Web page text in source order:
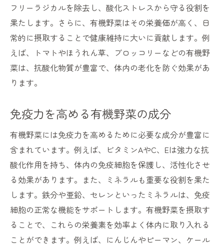
フリーラジカルを除去し、酸化ストレスから守る役割を
果たします。さらに、有機野菜はその栄養価が高く、日
常的に摂取することで健康維持に大いに貢献します。例
えば、トマトやほうれん草、ブロッコリーなどの有機野
菜は、抗酸化物質が豊富で、体内の老化を防ぐ効果があ
ります。
免疫力を高める有機野菜の成分
有機野菜には免疫力を高めるために必要な成分が豊富に
含まれています。例えば、ビタミンAやC、Eは強力な抗
酸化作用を持ち、体内の免疫細胞を保護し、活性化させ
る効果があります。また、ミネラルも重要な役割を果た
します。鉄分や亜鉛、セレンといったミネラルは、免疫
細胞の正常な機能をサポートします。有機野菜を摂取す
ることで、これらの栄養素を効率よく体内に取り入れる
ことができます。例えば、にんじんやピーマン、ケール